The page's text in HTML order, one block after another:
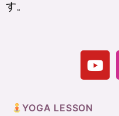
す。
YOGA LESSON